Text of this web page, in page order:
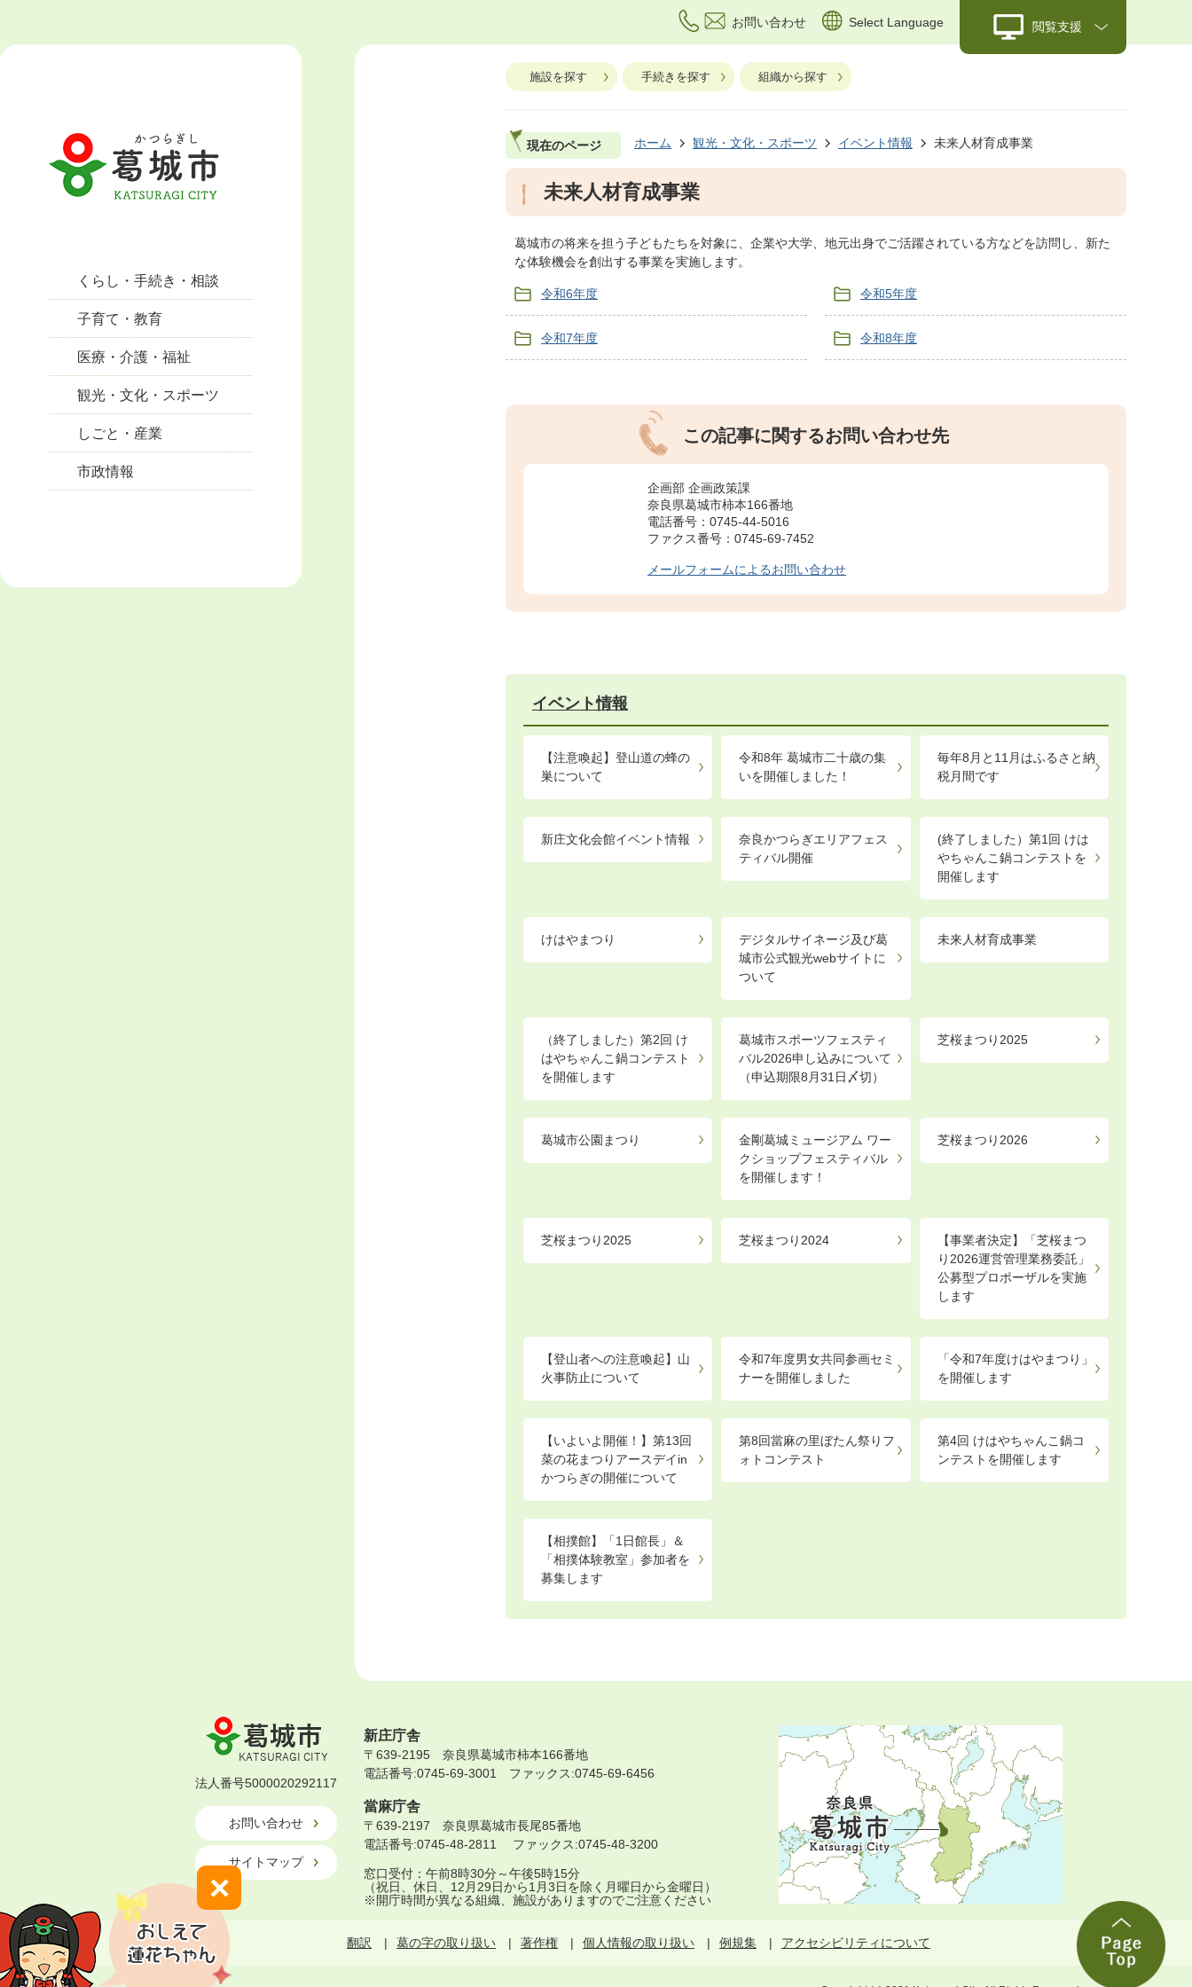
お問い合わせ Select Language 閲覧支援
くらし・手続き・相談
子育て・教育
医療・介護・福祉
観光・文化・スポーツ
しごと・産業
市政情報
施設を探す 手続きを探す 組織から探す
現在のページ ホーム 観光・文化・スポーツ イベント情報 未来人材育成事業
未来人材育成事業
葛城市の将来を担う子どもたちを対象に、企業や大学、地元出身でご活躍されている方などを訪問し、新た
な体験機会を創出する事業を実施します。
令和6年度 令和5年度
令和7年度 令和8年度
この記事に関するお問い合わせ先
企画部 企画政策課
奈良県葛城市柿本166番地
電話番号：0745-44-5016
ファクス番号：0745-69-7452
メールフォームによるお問い合わせ
イベント情報
【注意喚起】登山道の蜂の
巣について
令和8年 葛城市二十歳の集
いを開催しました！
毎年8月と11月はふるさと納
税月間です
新庄文化会館イベント情報
奈良かつらぎエリアフェス
ティバル開催
(終了しました）第1回 けは
やちゃんこ鍋コンテストを
開催します
けはやまつり
デジタルサイネージ及び葛
城市公式観光webサイトに
ついて
未来人材育成事業
（終了しました）第2回 け
はやちゃんこ鍋コンテスト
を開催します
葛城市スポーツフェスティ
バル2026申し込みについて
（申込期限8月31日〆切）
芝桜まつり2025
葛城市公園まつり
金剛葛城ミュージアム ワー
クショップフェスティバル
を開催します！
芝桜まつり2026
芝桜まつり2025 芝桜まつり2024
【事業者決定】「芝桜まつ
り2026運営管理業務委託」
公募型プロポーザルを実施
します
【登山者への注意喚起】山
火事防止について
令和7年度男女共同参画セミ
ナーを開催しました
「令和7年度けはやまつり」
を開催します
【いよいよ開催！】第13回
菜の花まつりアースデイin
かつらぎの開催について
第8回當麻の里ぼたん祭りフ
ォトコンテスト
第4回 けはやちゃんこ鍋コ
ンテストを開催します
【相撲館】「1日館長」＆
「相撲体験教室」参加者を
募集します
葛
城
市
KATSURAGI
CITY
法人番号5000020292117
お問い合わせ
サイトマップ
新庄庁舎
〒639-2195 奈良県葛城市柿本166番地
電話番号:0745-69-3001 ファックス:0745-69-6456
當麻庁舎
〒639-2197 奈良県葛城市長尾85番地
電話番号:0745-48-2811 ファックス:0745-48-3200
窓口受付：午前8時30分～午後5時15分
（祝日、休日、12月29日から1月3日を除く月曜日から金曜日）
※開庁時間が異なる組織、施設がありますのでご注意ください
翻訳 葛の字の取り扱い 著作権 個人情報の取り扱い 例規集 アクセシビリティについて
×